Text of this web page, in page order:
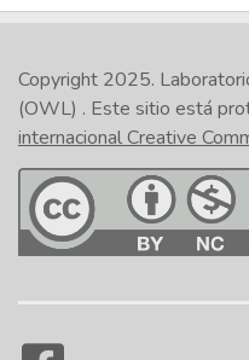
Copyright 2025.
(OWL) . Este sitio está
internacional Creative